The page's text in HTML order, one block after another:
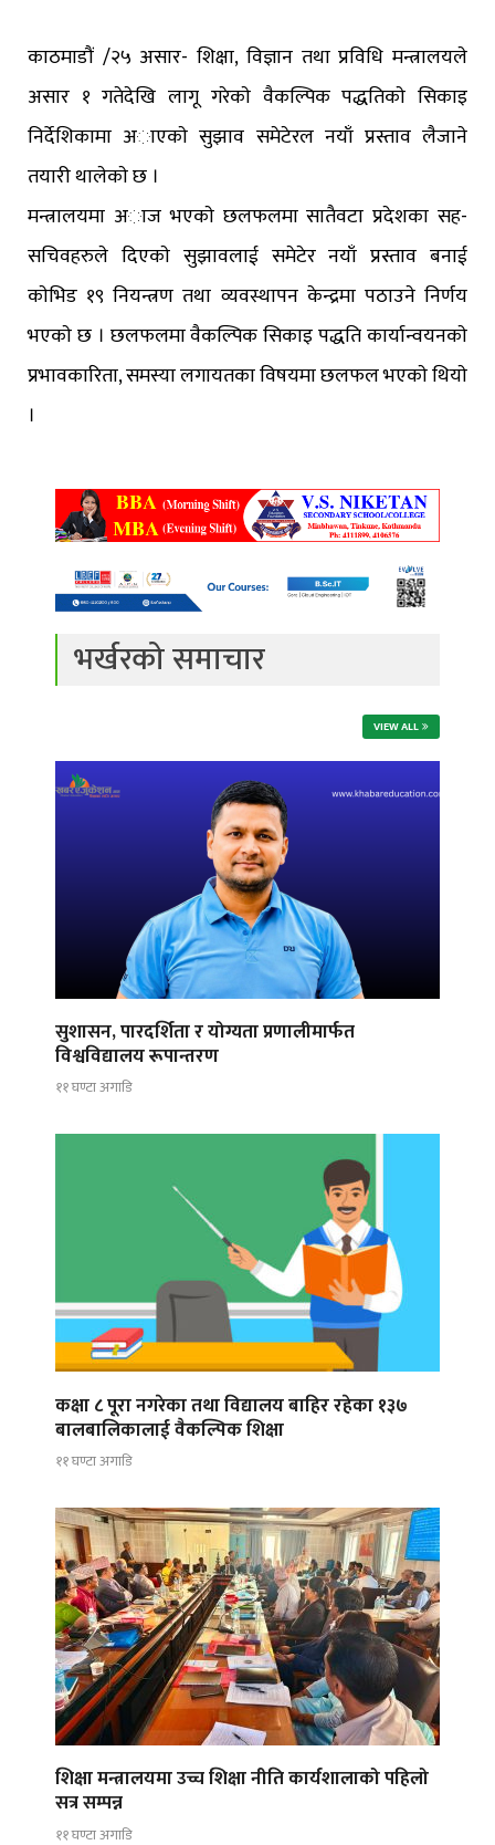
काठमाडौं /२५ असार- शिक्षा, विज्ञान तथा प्रविधि मन्त्रालयले
असार १ गतेदेखि लागू गरेकाे वैकल्पिक पद्धतिकाे सिकाइ
निर्देशिकामा अाएकाे सुझाव समेटेरल नयाँ प्रस्ताव लैजाने
तयारी थालेकाे छ ।
मन्त्रालयमा अाज भएकाे छलफलमा सातैवटा प्रदेशका सह-
सचिवहरुले दिएकाे सुझावलाई समेटेर नयाँ प्रस्ताव बनाई
काेभिड १९ नियन्त्रण तथा व्यवस्थापन केन्द्रमा पठाउने निर्णय
भएकाे छ । छलफलमा वैकल्पिक सिकाइ पद्धति कार्यान्वयनकाे
प्रभावकारिता, समस्या लगायतका विषयमा छलफल भएकाे थियाे
।
भर्खरको समाचार
VIEW ALL
सुशासन, पारदर्शिता र योग्यता प्रणालीमार्फत
विश्वविद्यालय रूपान्तरण
११ घण्टा अगाडि
कक्षा ८ पूरा नगरेका तथा विद्यालय बाहिर रहेका १३७
बालबालिकालाई वैकल्पिक शिक्षा
११ घण्टा अगाडि
शिक्षा मन्त्रालयमा उच्च शिक्षा नीति कार्यशालाको पहिलो
सत्र सम्पन्न
११ घण्टा अगाडि